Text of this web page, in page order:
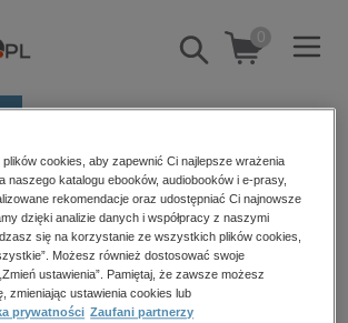
Pokaż/schowaj
wyszukiwarkę
0
E-prasa
aranżacja wnętrz
branżowe, gospodarka
Maria Dudzikowa
cookies, aby zapewnić Ci najlepsze wrażenia
naszego katalogu ebooków, audiobooków i e-prasy,
rekomendacje oraz udostępniać Ci najnowsze
dzięki analizie danych i współpracy z naszymi
się na korzystanie ze wszystkich plików cookies,
Możesz również dostosować swoje
ustawienia”. Pamiętaj, że zawsze możesz
zmieniając ustawienia cookies lub
prywatności Zaufani partnerzy